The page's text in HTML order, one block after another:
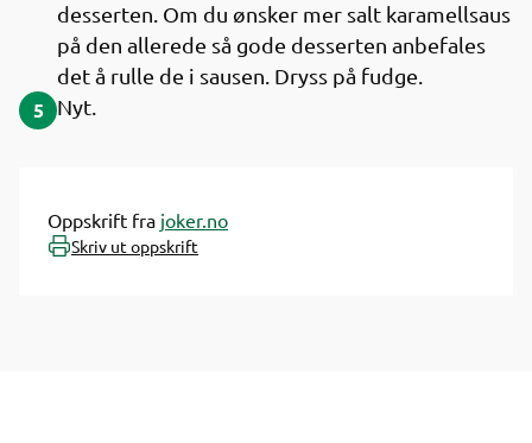
desserten. Om du ønsker mer salt karamellsaus
på den allerede så gode desserten anbefales
det å rulle de i sausen. Dryss på fudge.
5 Nyt.
Oppskrift fra joker.no
Skriv ut oppskrift